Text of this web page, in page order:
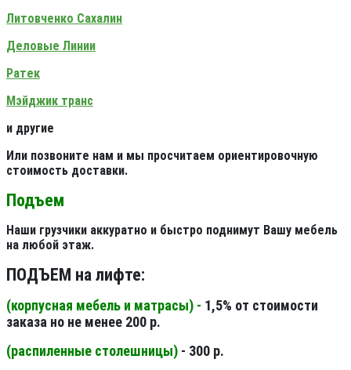
Литовченко Сахалин
Деловые Линии
Ратек
Мэйджик транс
и другие
Или позвоните нам и мы просчитаем ориентировочную
стоимость доставки.
Подъем
Наши грузчики аккуратно и быстро поднимут Вашу мебель
на любой этаж.
ПОДЪЕМ на лифте:
(корпусная мебель и матрасы) - 1,5% от стоимости
заказа но не менее 200 р.
(распиленные столешницы) - 300 р.